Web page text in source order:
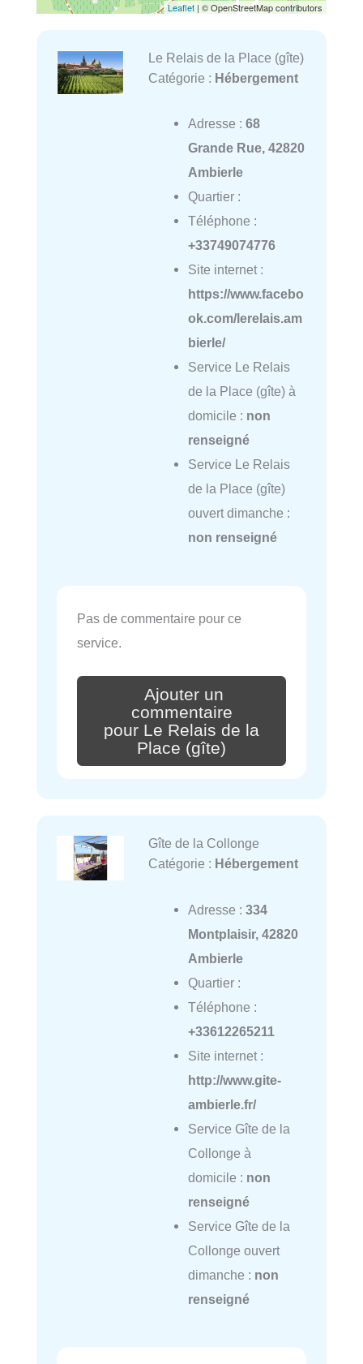
Leaflet | © OpenStreetMap contributors
Le Relais de la Place (gîte)
Catégorie : Hébergement
Adresse : 68
Grande Rue, 42820
Ambierle
Quartier :
Téléphone :
+33749074776
Site internet :
https://www.facebo
ok.com/lerelais.am
bierle/
Service Le Relais
de la Place (gîte) à
domicile : non
renseigné
Service Le Relais
de la Place (gîte)
ouvert dimanche :
non renseigné
Pas de commentaire pour ce
service.
Ajouter un
commentaire
pour Le Relais de la
Place (gîte)
Gîte de la Collonge
Catégorie : Hébergement
Adresse : 334
Montplaisir, 42820
Ambierle
Quartier :
Téléphone :
+33612265211
Site internet :
http://www.gite-
ambierle.fr/
Service Gîte de la
Collonge à
domicile : non
renseigné
Service Gîte de la
Collonge ouvert
dimanche : non
renseigné